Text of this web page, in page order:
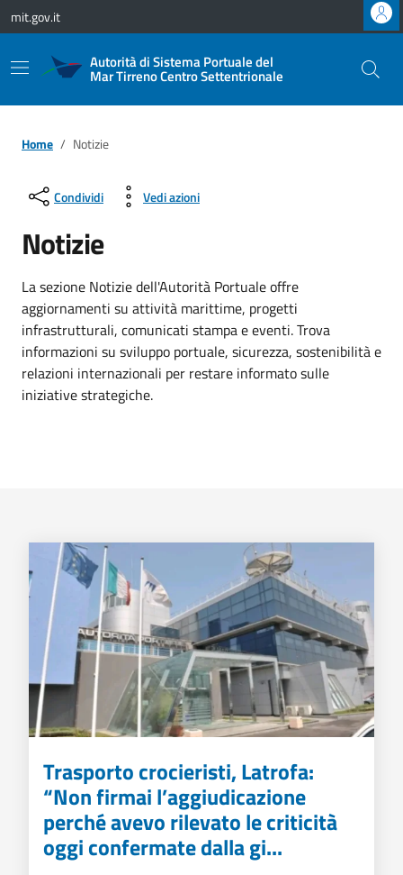
Vai ai contenuti
Vai al footer
mit.gov.it
Autorità di Sistema Portuale del
Mar Tirreno Centro Settentrionale
Home Notizie
Condividi Vedi azioni
Notizie
La sezione Notizie dell'Autorità Portuale offre
aggiornamenti su attività marittime, progetti
infrastrutturali, comunicati stampa e eventi. Trova
informazioni su sviluppo portuale, sicurezza, sostenibilità e
relazioni internazionali per restare informato sulle
iniziative strategiche.
Trasporto crocieristi, Latrofa:
“Non firmai l’aggiudicazione
perché avevo rilevato le criticità
oggi confermate dalla gi...